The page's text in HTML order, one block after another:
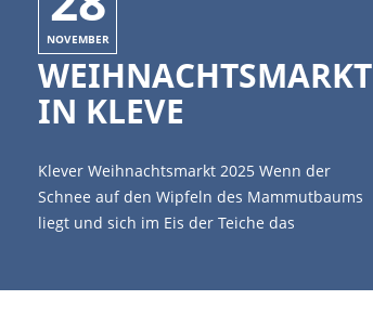
NOVEMBER
WEIHNACHTSMARKT
IN KLEVE
Klever Weihnachtsmarkt 2025 Wenn der
Schnee auf den Wipfeln des Mammutbaums
liegt und sich im Eis der Teiche das